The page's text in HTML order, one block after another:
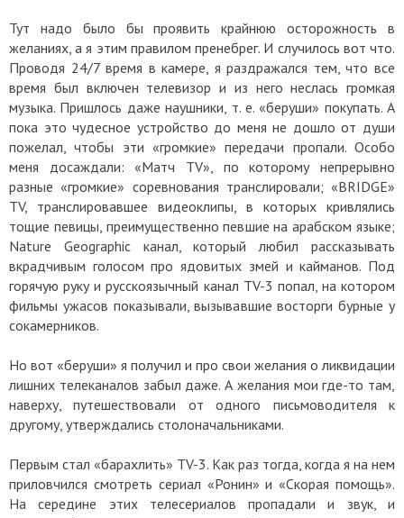
Тут надо было бы проявить крайнюю осторожность в
желаниях, а я этим правилом пренебрег. И случилось вот что.
Проводя 24/7 время в камере, я раздражался тем, что все
время был включен телевизор и из него неслась громкая
музыка. Пришлось даже наушники, т. е. «беруши» покупать. А
пока это чудесное устройство до меня не дошло от души
пожелал, чтобы эти «громкие» передачи пропали. Особо
меня досаждали: «Матч TV», по которому непрерывно
разные «громкие» соревнования транслировали; «BRIDGE»
TV, транслировавшее видеоклипы, в которых кривлялись
тощие певицы, преимущественно певшие на арабском языке;
Nature Geographic канал, который любил рассказывать
вкрадчивым голосом про ядовитых змей и кайманов. Под
горячую руку и русскоязычный канал TV-3 попал, на котором
фильмы ужасов показывали, вызывавшие восторги бурные у
сокамерников.
Но вот «беруши» я получил и про свои желания о ликвидации
лишних телеканалов забыл даже. А желания мои где-то там,
наверху, путешествовали от одного письмоводителя к
другому, утверждались столоначальниками.
Первым стал «барахлить» TV-3. Как раз тогда, когда я на нем
приловчился смотреть сериал «Ронин» и «Скорая помощь».
На середине этих телесериалов пропадали и звук, и